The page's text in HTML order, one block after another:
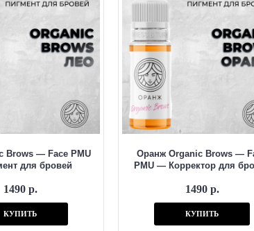
подобрать цвет под каждого клиента.
с доставкой по России и СНГ.
Brows — Face PMU
для бровей
1490 р.
КУПИТЬ
Оранж Organic Brows —
PMU — Корректор для
1490 р.
КУПИТЬ